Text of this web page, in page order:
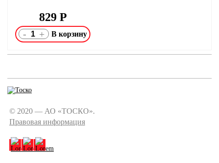
829 Р
- +
© 2020 — АО «ТОСКО».
Правовая информация